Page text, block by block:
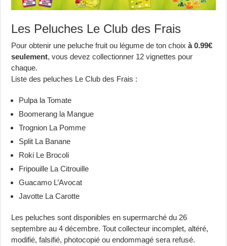
Les Peluches Le Club des Frais
Pour obtenir une peluche fruit ou légume de ton choixà 0.99€
seulement, vous devez collectionner 12 vignettes pour
chaque.
Liste des peluches Le Club des Frais :
Pulpa la Tomate
Boomerang la Mangue
Trognion La Pomme
Split La Banane
Roki Le Brocoli
Fripouille La Citrouille
Guacamo L’Avocat
Javotte La Carotte
Les peluches sont disponibles en supermarché du 26
septembre au 4 décembre. Tout collecteur incomplet, altéré,
modifié, falsifié, photocopié ou endommagé sera refusé.